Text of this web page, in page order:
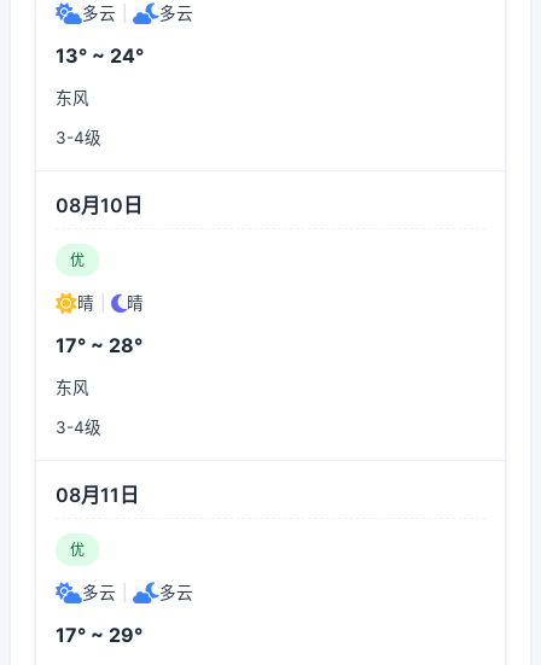
多云 多云
13° ~ 24°
东风
3-4级
08月10日
优
晴 晴
17° ~ 28°
东风
3-4级
08月11日
优
多云 多云
17° ~ 29°